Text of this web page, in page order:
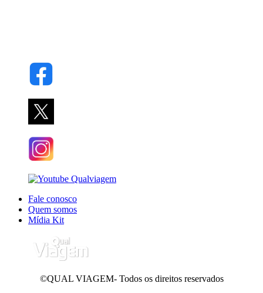
Fale conosco
Quem somos
Mídia Kit
©QUAL VIAGEM- Todos os direitos reservados